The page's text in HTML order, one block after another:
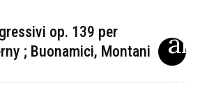
op. 139 per
; Buonamici, Montani